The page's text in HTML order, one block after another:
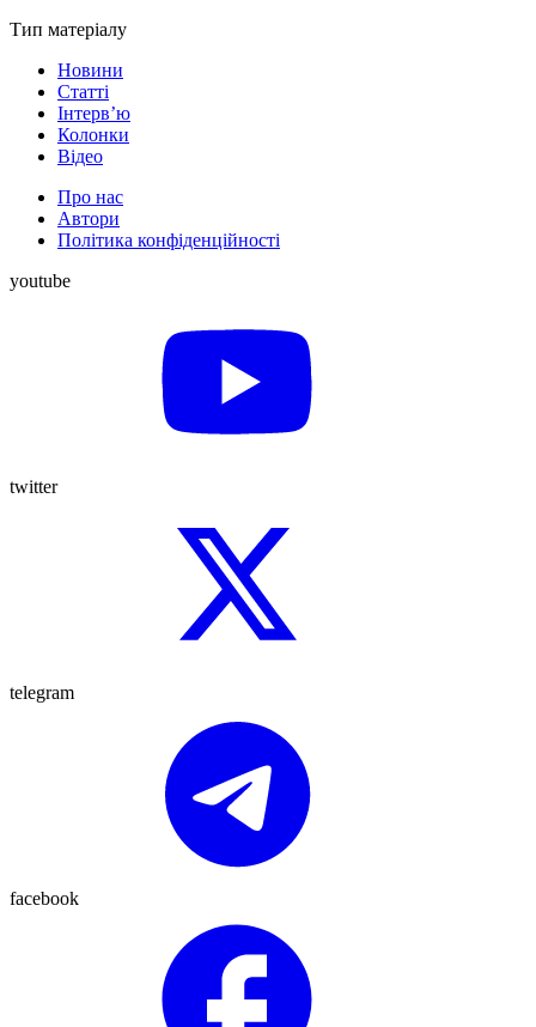
Тип матеріалу
Новини
Статті
Інтерв’ю
Колонки
Відео
Про нас
Автори
Політика конфіденційності
youtube
twitter
telegram
facebook